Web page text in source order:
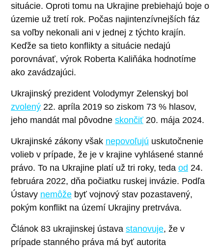
situácie. Oproti tomu na Ukrajine prebiehajú boje o
územie už tretí rok. Počas najintenzívnejších fáz
sa voľby nekonali ani v jednej z týchto krajín.
Keďže sa tieto konflikty a situácie nedajú
porovnávať, výrok Roberta Kaliňáka hodnotíme
ako zavádzajúci.
Ukrajinský prezident Volodymyr Zelenskyj bol
zvolený 22. apríla 2019 so ziskom 73 % hlasov,
jeho mandát mal pôvodne skončiť 20. mája 2024.
Ukrajinské zákony však nepovoľujú uskutočnenie
volieb v prípade, že je v krajine vyhlásené stanné
právo. To na Ukrajine platí už tri roky, teda od 24.
februára 2022, dňa počiatku ruskej invázie. Podľa
Ústavy nemôže byť vojnový stav pozastavený,
pokým konflikt na území Ukrajiny pretrváva.
Článok 83 ukrajinskej ústava stanovuje, že v
prípade stanného práva má byť autorita